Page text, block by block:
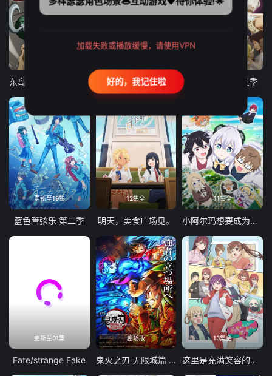
古诺希亚 致不灭的你 第三季
更新至19集
蓝色管弦乐 第二季
12集全
明天，美食广场见。
11集全
小阿尔玛想要成为家人
更新至01集
Fate/strange Fake
剧场版
鬼灭之刃 无限城篇 第一章 猗窝座再袭
13集全
这里是充满笑容的职场。
加载失败或播放缓慢，请使用VPN
好的，我记住啦